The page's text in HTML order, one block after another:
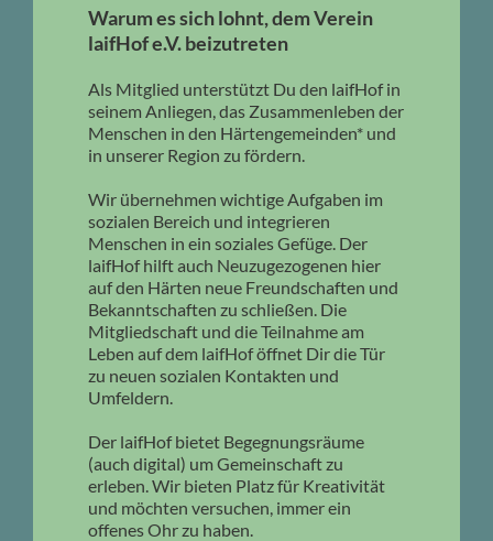
Warum es sich lohnt, dem Verein
laifHof e.V. beizutreten
Als Mitglied unterstützt Du den laifHof in
seinem Anliegen, das Zusammenleben der
Menschen in den Härtengemeinden* und
in unserer Region zu fördern.
Wir übernehmen wichtige Aufgaben im
sozialen Bereich und integrieren
Menschen in ein soziales Gefüge. Der
laifHof hilft auch Neuzugezogenen hier
auf den Härten neue Freundschaften und
Bekanntschaften zu schließen. Die
Mitgliedschaft und die Teilnahme am
Leben auf dem laifHof öffnet Dir die Tür
zu neuen sozialen Kontakten und
Umfeldern.
Der laifHof bietet Begegnungsräume
(auch digital) um Gemeinschaft zu
erleben. Wir bieten Platz für Kreativität
und möchten versuchen, immer ein
offenes Ohr zu haben.